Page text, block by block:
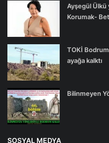
Ayşegül Ülkü
Korumak-
TOKİ
ayağa kalktı
Bilinmeyen
SOSYAL MEDYA